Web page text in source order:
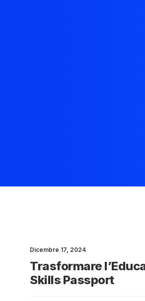
Dicembre 17, 2024
Trasformare
Skills Passport